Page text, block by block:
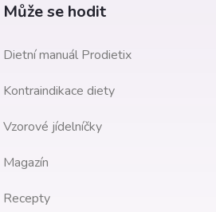
Může se hodit
Dietní manuál Prodietix
Kontraindikace diety
Vzorové jídelníčky
Magazín
Recepty